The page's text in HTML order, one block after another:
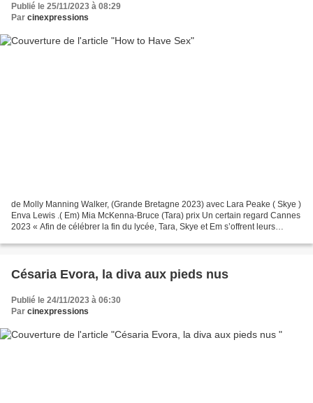
Publié le 25/11/2023 à 08:29
Par cinexpressions
de Molly Manning Walker, (Grande Bretagne 2023) avec Lara Peake ( Skye )
Enva Lewis .( Em) Mia McKenna-Bruce (Tara) prix Un certain regard Cannes
2023 « Afin de célébrer la fin du lycée, Tara, Skye et Em s’offrent leurs
Césaria Evora, la diva aux pieds nus
Publié le 24/11/2023 à 06:30
Par cinexpressions